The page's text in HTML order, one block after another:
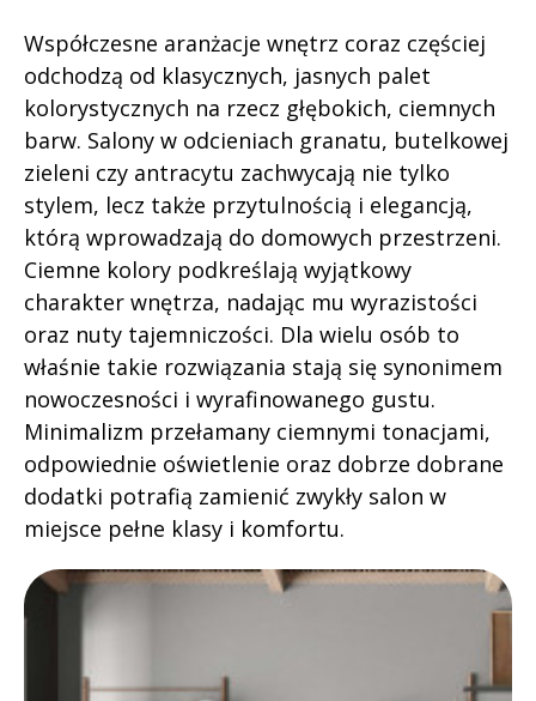
Współczesne aranżacje wnętrz coraz częściej
odchodzą od klasycznych, jasnych palet
kolorystycznych na rzecz głębokich, ciemnych
barw. Salony w odcieniach granatu, butelkowej
zieleni czy antracytu zachwycają nie tylko
stylem, lecz także przytulnością i elegancją,
którą wprowadzają do domowych przestrzeni.
Ciemne kolory podkreślają wyjątkowy
charakter wnętrza, nadając mu wyrazistości
oraz nuty tajemniczości. Dla wielu osób to
właśnie takie rozwiązania stają się synonimem
nowoczesności i wyrafinowanego gustu.
Minimalizm przełamany ciemnymi tonacjami,
odpowiednie oświetlenie oraz dobrze dobrane
dodatki potrafią zamienić zwykły salon w
miejsce pełne klasy i komfortu.